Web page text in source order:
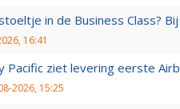
in de Business Class?
16:41
Pacific ziet levering eerste
2026, 15:25